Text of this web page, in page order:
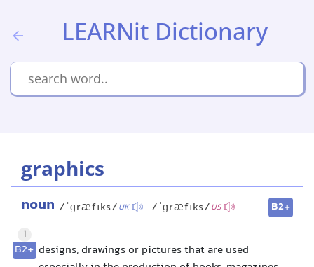
LEARNit Dictionary
graphics
noun /ˈɡræfɪks/UK /ˈɡræfɪks/US
B2+
1
B2+ designs, drawings or pictures that are used